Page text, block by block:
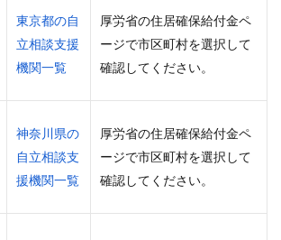
東京都の自
立相談支援
機関一覧
厚労省の住居確保給付金ペ
ージで市区町村を選択して
確認してください。
神奈川県の
自立相談支
援機関一覧
厚労省の住居確保給付金ペ
ージで市区町村を選択して
確認してください。